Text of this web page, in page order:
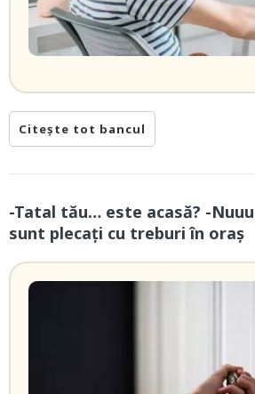
Citește tot bancul
-Tatal tău… este acasă? -
sunt plecați cu treburi în oraș